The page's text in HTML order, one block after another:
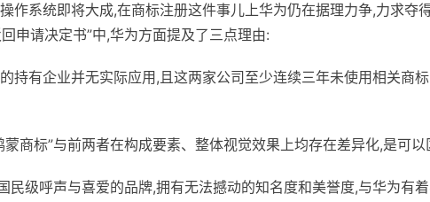
作系统即将大成,在商标注册这件事儿上华为仍在据理力争,力求夺
回申请决定书”中,华为方面提及了三点理由:
持有企业并无实际应用,且这两家公司至少连续三年未使用相关商
蒙商标”与前两者在构成要素、整体视觉效果上均存在差异化,是可以
民级呼声与喜爱的品牌,拥有无法撼动的知名度和美誉度,与华为有